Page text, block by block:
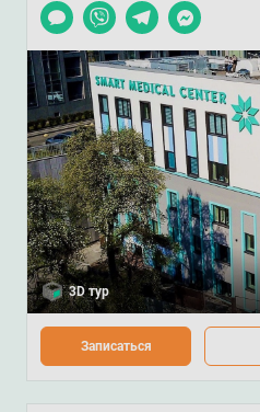
Чат
Viber TelegramMessenger
3D тур
Записаться